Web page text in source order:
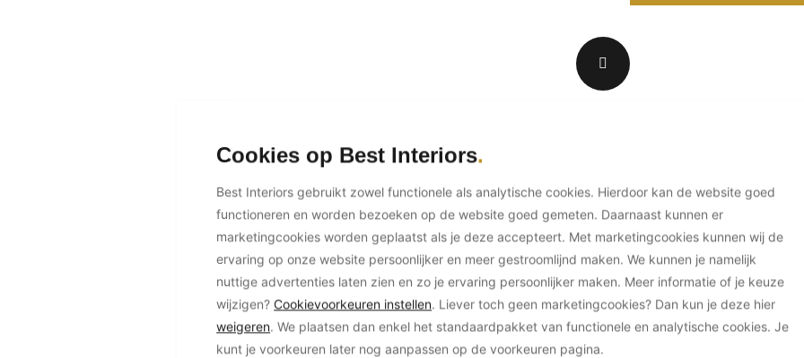
Cookies op Best Interiors
Best Interiors gebruikt zowel functionele als analytische cookies. Hierdoor kan de website goed
functioneren en worden bezoeken op de website goed gemeten. Daarnaast kunnen er
marketingcookies worden geplaatst als je deze accepteert. Met marketingcookies kunnen wij de
ervaring op onze website persoonlijker en meer gestroomlijnd maken. We kunnen je namelijk
nuttige advertenties laten zien en zo je ervaring persoonlijker maken. Meer informatie of je keuze
wijzigen? Cookievoorkeuren instellen. Liever toch geen marketingcookies? Dan kun je deze hier
weigeren. We plaatsen dan enkel het standaardpakket van functionele en analytische cookies. Je
kunt je voorkeuren later nog aanpassen op de voorkeuren pagina.